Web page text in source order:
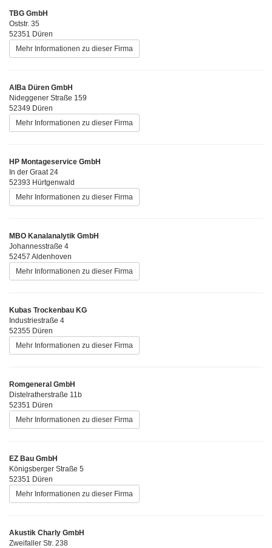
TBG GmbH
Oststr. 35
52351 Düren
Mehr Informationen zu dieser Firma
AlBa Düren GmbH
Nideggener Straße 159
52349 Düren
Mehr Informationen zu dieser Firma
HP Montageservice GmbH
In der Graat 24
52393 Hürtgenwald
Mehr Informationen zu dieser Firma
MBO Kanalanalytik GmbH
Johannesstraße 4
52457 Aldenhoven
Mehr Informationen zu dieser Firma
Kubas Trockenbau KG
Industriestraße 4
52355 Düren
Mehr Informationen zu dieser Firma
Romgeneral GmbH
Distelratherstraße 11b
52351 Düren
Mehr Informationen zu dieser Firma
EZ Bau GmbH
Königsberger Straße 5
52351 Düren
Mehr Informationen zu dieser Firma
Akustik Charly GmbH
Zweifaller Str. 238